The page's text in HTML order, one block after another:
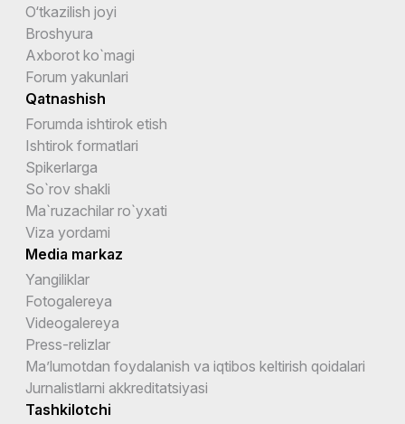
O‘tkazilish joyi
Broshyura
Axborot ko`magi
Forum yakunlari
Qatnashish
Forumda ishtirok etish
Ishtirok formatlari
Spikerlarga
So`rov shakli
Ma`ruzachilar ro`yxati
Viza yordami
Media markaz
Yangiliklar
Fotogalereya
Videogalereya
Press-relizlar
Ma’lumotdan foydalanish va iqtibos keltirish qoidalari
Jurnalistlarni akkreditatsiyasi
Tashkilotchi